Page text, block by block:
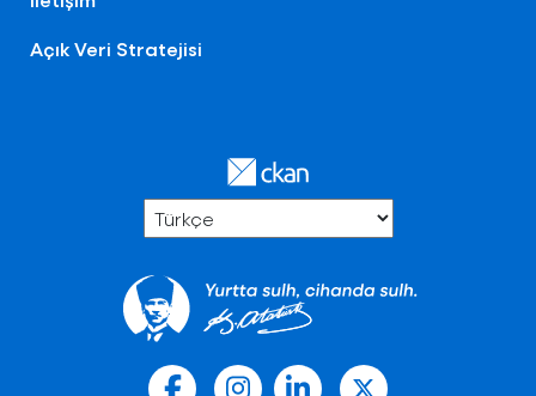
Açık Veri Stratejisi